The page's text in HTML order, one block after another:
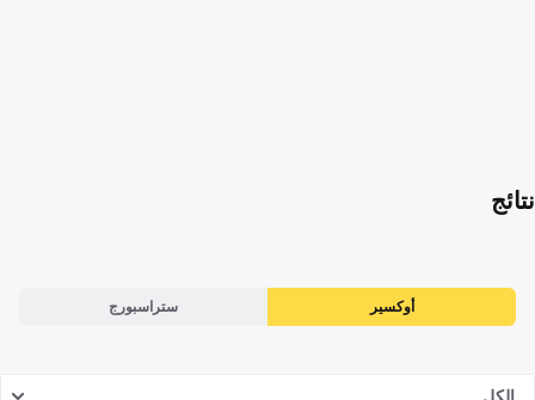
نتائج
أوكسير ستراسبورج